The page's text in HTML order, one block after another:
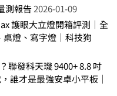
測報告2026-01-09
護眼大立燈開箱評測｜全
桌燈、寫字燈｜科技狗
聯發科天璣 9400+ 8.8 吋
誰才是最強安卓小平板｜